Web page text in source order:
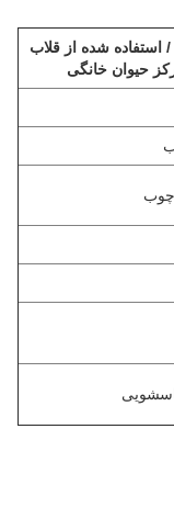
استفاده شده از قلاب
حیوان خانگی